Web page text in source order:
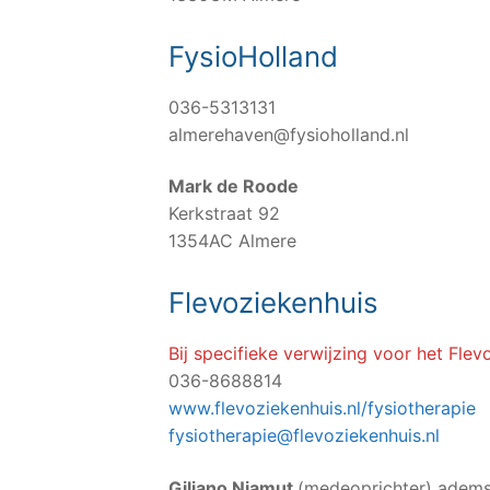
FysioHolland
036-5313131
almerehaven@fysioholland.nl
Mark de Roode
Kerkstraat 92
1354AC Almere
Flevoziekenhuis
Bij specifieke verwijzing voor het
036-8688814
www.flevoziekenhuis.nl/fysiotherapie
fysiotherapie@flevoziekenhuis.nl